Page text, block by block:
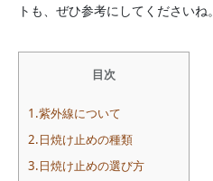
トも、ぜひ参考にしてくださいね。
目次
1.紫外線について
2.日焼け止めの種類
3.日焼け止めの選び方